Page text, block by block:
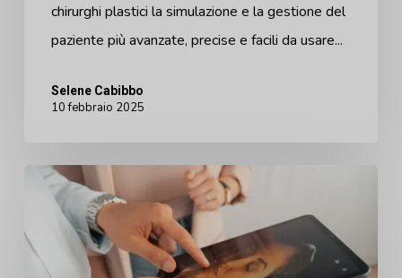
chirurghi plastici la simulazione e la gestione del
paziente più avanzate, precise e facili da usare...
Selene Cabibbo
10 febbraio 2025
per